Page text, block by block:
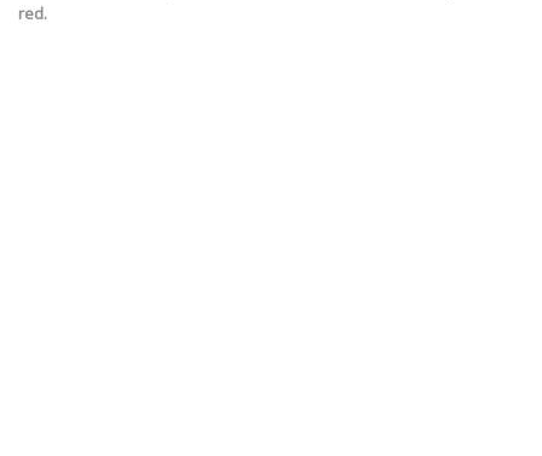
red.